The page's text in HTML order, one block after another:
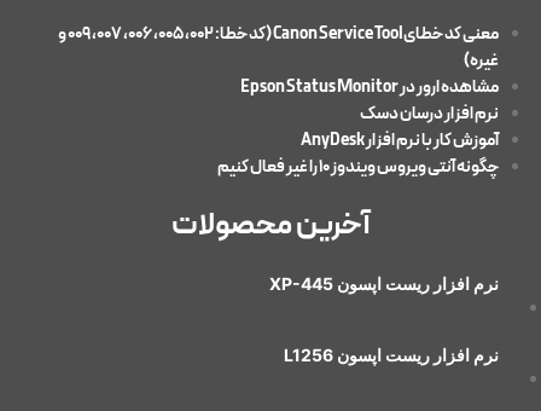
معنی کد خطایCanon Service Tool (کد خطا: 002، 005، 006، 007، 009 و
غیره)
مشاهده ارور در Epson Status Monitor
نرم افزار درسان دسک
آموزش کار با نرم افزار AnyDesk
چگونه آنتی ویروس ویندوز 10 را غیر فعال کنیم
آخرین محصولات
نرم افزار ريست اپسون XP-445
نرم افزار ريست اپسون L1256